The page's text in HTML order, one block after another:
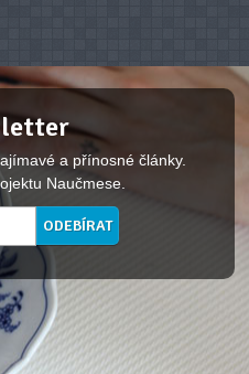
a přínosné články.
Naučmese.